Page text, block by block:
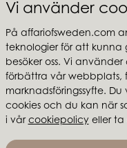
Vi använder
På affariofsweden.com
teknologier för att kunna
besöker oss. Vi
förbättra vår webbplats,
marknadsföringssyfte.
cookies och du kan när
i vår cookiepolicyeller ta
MTI
Följ oss
Affari of Sweden
Om oss